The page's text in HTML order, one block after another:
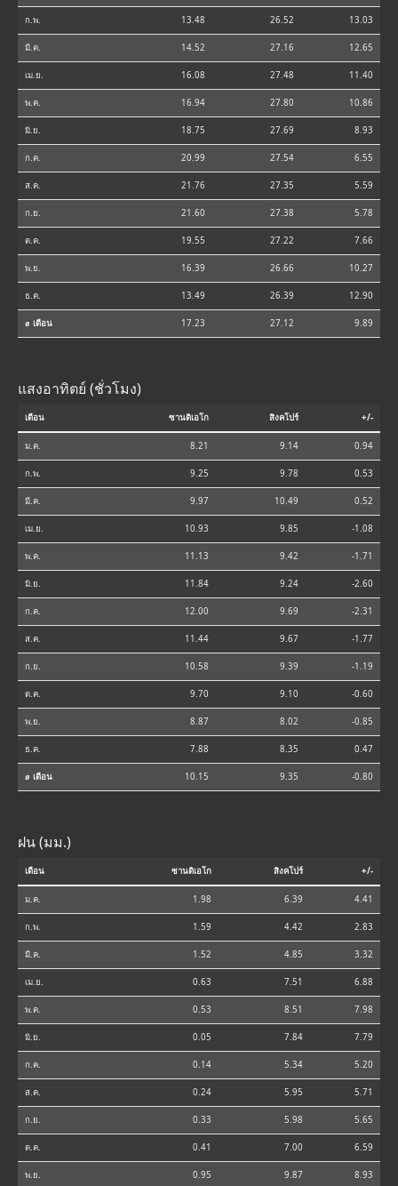
ก.พ. 13.48 26.52 13.03
มี.ค. 14.52 27.16 12.65
เม.ย. 16.08 27.48 11.40
พ.ค. 16.94 27.80 10.86
มิ.ย. 18.75 27.69 8.93
ก.ค. 20.99 27.54 6.55
ส.ค. 21.76 27.35 5.59
ก.ย. 21.60 27.38 5.78
ต.ค. 19.55 27.22 7.66
พ.ย. 16.39 26.66 10.27
ธ.ค. 13.49 26.39 12.90
⌀ เดือน 17.23 27.12 9.89
แสงอาทิตย์ (ชั่วโมง)
เดือน ซานดิเอโก สิงคโปร์ +/-
ม.ค. 8.21 9.14 0.94
ก.พ. 9.25 9.78 0.53
มี.ค. 9.97 10.49 0.52
เม.ย. 10.93 9.85 -1.08
พ.ค. 11.13 9.42 -1.71
มิ.ย. 11.84 9.24 -2.60
ก.ค. 12.00 9.69 -2.31
ส.ค. 11.44 9.67 -1.77
ก.ย. 10.58 9.39 -1.19
ต.ค. 9.70 9.10 -0.60
พ.ย. 8.87 8.02 -0.85
ธ.ค. 7.88 8.35 0.47
⌀ เดือน 10.15 9.35 -0.80
ฝน (มม.)
เดือน ซานดิเอโก สิงคโปร์ +/-
ม.ค. 1.98 6.39 4.41
ก.พ. 1.59 4.42 2.83
มี.ค. 1.52 4.85 3.32
เม.ย. 0.63 7.51 6.88
พ.ค. 0.53 8.51 7.98
มิ.ย. 0.05 7.84 7.79
ก.ค. 0.14 5.34 5.20
ส.ค. 0.24 5.95 5.71
ก.ย. 0.33 5.98 5.65
ต.ค. 0.41 7.00 6.59
พ.ย. 0.95 9.87 8.93